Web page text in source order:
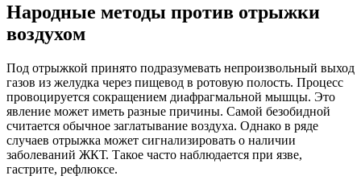
Народные методы против отрыжки
воздухом
Под отрыжкой принято подразумевать непроизвольный выход
газов из желудка через пищевод в ротовую полость. Процесс
провоцируется сокращением диафрагмальной мышцы. Это
явление может иметь разные причины. Самой безобидной
считается обычное заглатывание воздуха. Однако в ряде
случаев отрыжка может сигнализировать о наличии
заболеваний ЖКТ. Такое часто наблюдается при язве,
гастрите, рефлюксе.